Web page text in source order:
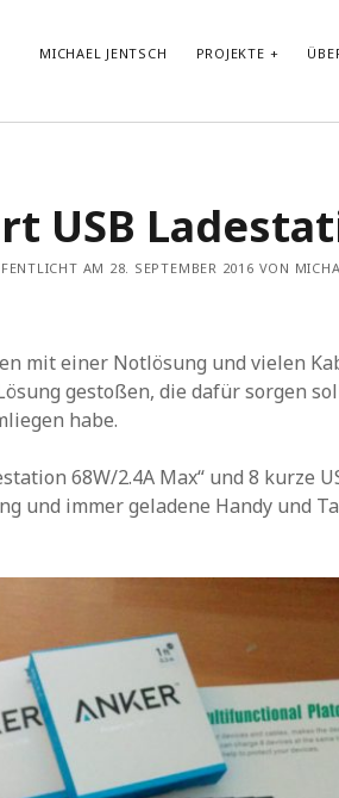
MICHAEL JENTSCH PROJEKTE
im Google AI Studio: „LyricLens“
zum atmosphärischen Android Hintergrund
GLM-4.7-Flash in Ollama auf HP ZBook Ultra G1a mit
Challenge –Tag 30: Abschluss der DSPy-
– Projektpräsentation und strategischer Ausblick
USB
AM 28. SEPTEMBER 2016 VON
mit einer Notlösung und vielen
gestoßen, die dafür sorgen
habe.
68W/2.4A Max“ und 8 kurze
und immer geladene Handy und